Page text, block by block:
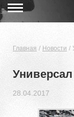
Главная Новости
28.04.2017